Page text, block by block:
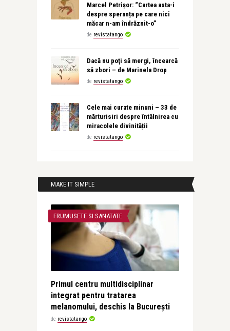
Marcel Petrișor: “Cartea asta-i
despre speranța pe care nici
măcar n-am îndrăznit-o”
de revistatango
Dacă nu poţi să mergi, încearcă
să zbori – de Marinela Drop
de revistatango
Cele mai curate minuni – 33 de
mărturisiri despre întâlnirea cu
miracolele divinității
de revistatango
MAKE IT SIMPLE
FRUMUSETE SI SANATATE
Primul centru multidisciplinar
integrat pentru tratarea
melanomului, deschis la București
de revistatango